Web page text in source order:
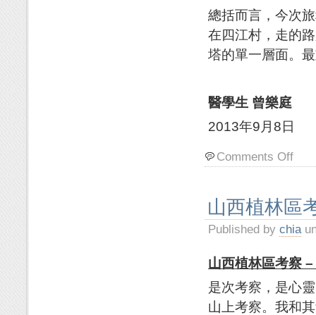
總括而言，今次
在四江村，走的
塔的單一層面。
醫學生 曾樂庭
2013年9月8日
Comments Off
山西植林區
Published by chia
山西植林區考察 –
是次考察，是心
山上考察。我和